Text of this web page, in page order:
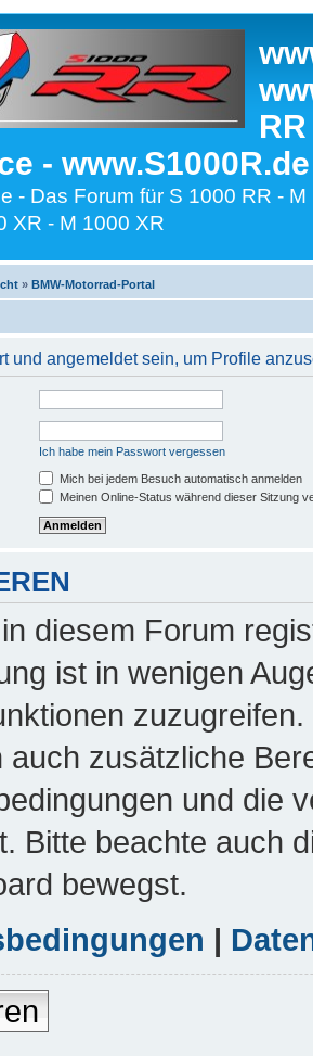
-
- Das Forum für S 1000 RR -
XR - M 1000 XR
» BMW-Motorrad-Portal
und angemeldet sein, um Profile
Ich habe mein Passwort vergessen
Mich bei jedem Besuch automatisch anmelden
Meinen Online-Status während dieser Sitzung
diesem Forum
ist in wenigen
auch zusätzliche
und die
Bitte beachte auch
bewegst.
|